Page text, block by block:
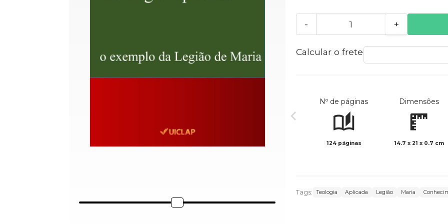
- +
Calcular o frete
Nº de páginas
124 páginas
Dimensões
14.7 x 21 x 0.7 cm
Tags: Teologia Aplicada Legião Maria